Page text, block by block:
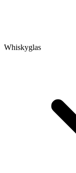
Whiskyglas